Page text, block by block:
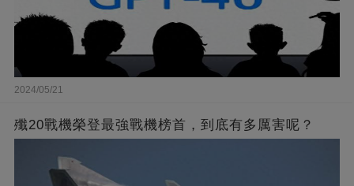
2024/05/21
殲20戰機榮登最強戰機榜首，到底有多厲害呢？